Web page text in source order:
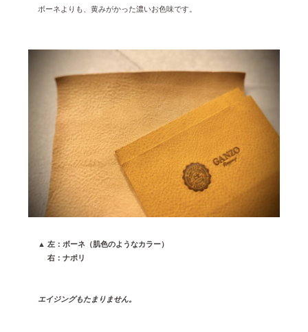
ボーネよりも、黄みがかった濃いお色味です。
▲ 左：ボーネ（肌色のようなカラー）
右：ナポリ
エイジングもたまりません。